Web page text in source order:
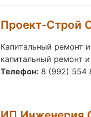
Проект-Строй
Капитальный ремонт
капитальный ремонт
Телефон: 8 (992) 554